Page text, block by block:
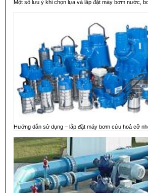
Một số lưu ý khi chọn lựa và lắp đặt máy bơm nước,
Hướng dẫn sử dụng – lắp đặt máy bơm cứu hoả cỡ